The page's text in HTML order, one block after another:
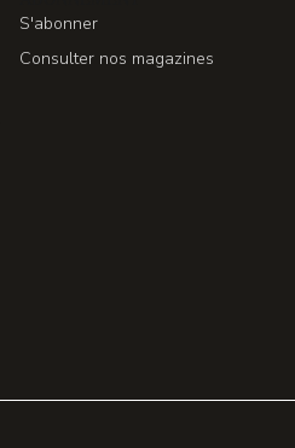
S'abonner
Consulter nos magazines